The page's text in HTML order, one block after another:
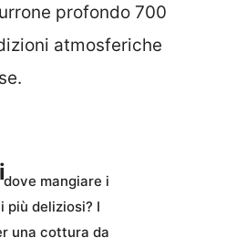
profondo 700
atmosferiche
dove mangiare i
più deliziosi? I
una cottura da